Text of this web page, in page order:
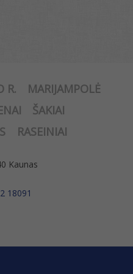
R.
MARIJAMPOLĖ
ŠAKIAI
RASEINIAI
Kaunas
18091